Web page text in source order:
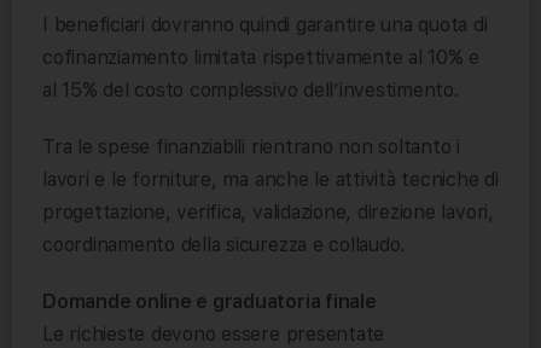
I beneficiari dovranno quindi garantire una quota di
cofinanziamento limitata rispettivamente al 10% e
al 15% del costo complessivo dell’investimento.
Tra le spese finanziabili rientrano non soltanto i
lavori e le forniture, ma anche le attività tecniche di
progettazione, verifica, validazione, direzione lavori,
coordinamento della sicurezza e collaudo.
Domande online e graduatoria finale
Le richieste devono essere presentate